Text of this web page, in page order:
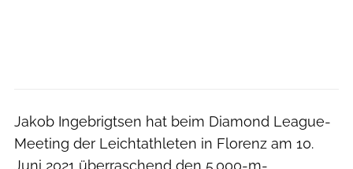
Jakob Ingebrigtsen hat beim Diamond League-
Meeting der Leichtathleten in Florenz am 10.
Juni 2021 überraschend den 5.000-m-